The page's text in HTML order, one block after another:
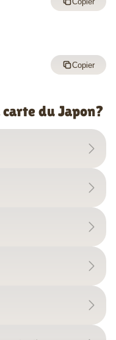
Copier
du Japon?